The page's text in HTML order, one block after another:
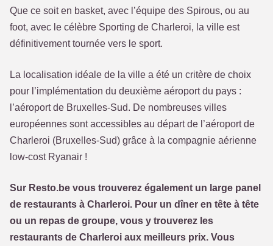
Que ce soit en basket, avec l’équipe des Spirous, ou au
foot, avec le célèbre Sporting de Charleroi, la ville est
définitivement tournée vers le sport.
La localisation idéale de la ville a été un critère de choix
pour l’implémentation du deuxième aéroport du pays :
l’aéroport de Bruxelles-Sud. De nombreuses villes
européennes sont accessibles au départ de l’aéroport de
Charleroi (Bruxelles-Sud) grâce à la compagnie aérienne
low-cost Ryanair !
Sur Resto.be vous trouverez également un large panel
de restaurants à Charleroi. Pour un dîner en tête à tête
ou un repas de groupe, vous y trouverez les
restaurants de Charleroi aux meilleurs prix. Vous